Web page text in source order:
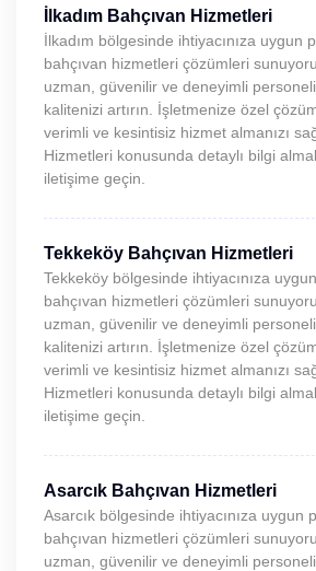
İlkadım Bahçıvan Hizmetleri
İlkadım bölgesinde ihtiyacınıza uygun
bahçıvan hizmetleri çözümleri
uzman, güvenilir ve deneyimli
kalitenizi artırın. İşletmenize özel
verimli ve kesintisiz hizmet almanızı
Hizmetleri konusunda detaylı bilgi
iletişime geçin.
Tekkeköy Bahçıvan Hizmetleri
Tekkeköy bölgesinde ihtiyacınıza
bahçıvan hizmetleri çözümleri
uzman, güvenilir ve deneyimli
kalitenizi artırın. İşletmenize özel
verimli ve kesintisiz hizmet almanızı
Hizmetleri konusunda detaylı bilgi
iletişime geçin.
Asarcık Bahçıvan Hizmetleri
Asarcık bölgesinde ihtiyacınıza uygun
bahçıvan hizmetleri çözümleri
uzman, güvenilir ve deneyimli